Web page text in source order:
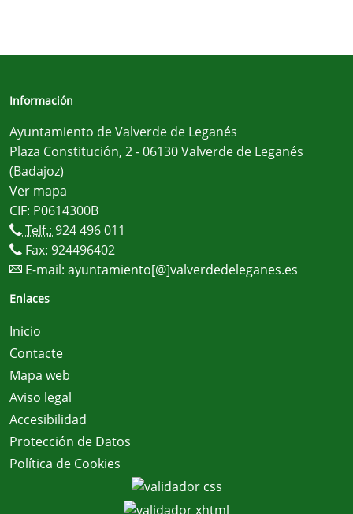
Información
Ayuntamiento de Valverde de Leganés
Plaza Constitución, 2 - 06130 Valverde de Leganés
(Badajoz)
Ver mapa
CIF: P0614300B
Telf.: 924 496 011
Fax: 924496402
E-mail: ayuntamiento[@]valverdedeleganes.es
Enlaces
Inicio
Contacte
Mapa web
Aviso legal
Accesibilidad
Protección de Datos
Política de Cookies